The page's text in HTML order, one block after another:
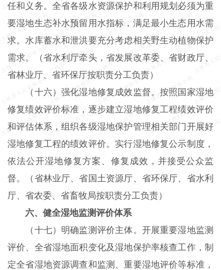
任和义务。全省各级水资源保护和利用规划必须为重
要湿地生态补水预留用水指标，满足最小生态用水需
求。水库蓄水和泄洪要充分考虑相关野生动植物保护
需求。（省水利厅牵头，省发展改革委、省财政厅、
省林业厅、省环保厅按职责分工负责）
（十六）强化湿地修复成效监督。按照国家湿地
修复绩效评价标准，逐步建立湿地修复工程绩效评价
和评估体系，组织各级湿地保护管理相关部门开展好
湿地修复工程的绩效评价。实行湿地修复公示制度，
依法公开湿地修复方案、修复成效，并接受公众监
督。（省林业厅、省国土资源厅、省环保厅、省水利
厅、省农委、省畜牧局按职责分工负责）
六、健全湿地监测评价体系
（十七）明确监测评价主体。开展重要湿地监测
评价、全省湿地面积变化及湿地保护率核查工作，制
定全省湿地资源调查和监测、重要湿地评价等标准，